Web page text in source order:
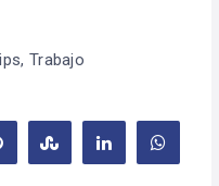
, Trabajo